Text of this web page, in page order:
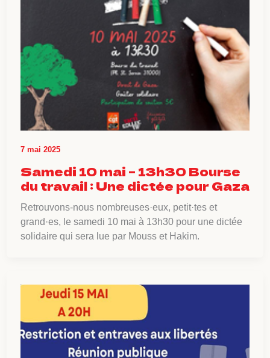
7 mai 2025
Samedi 10 mai – 13h30 Bourse
du travail : Une dictée pour Gaza
Retrouvons-nous nombreuses·eux, petit·tes et
grand·es, le samedi 10 mai à 13h30 pour une dictée
solidaire qui sera lue par Mouss et Hakim.